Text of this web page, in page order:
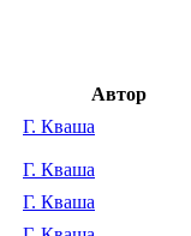
Автор
Г. Кваша
Г. Кваша
Г. Кваша